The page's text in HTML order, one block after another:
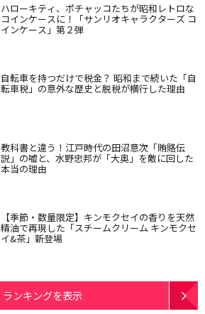
ハローキティ、ポチャッコたちが昭和レトロな
コインケースに！「サンリオキャラクターズ コ
インケース」第２弾
自転車を持つだけで税金？ 昭和まで続いた「自
転車税」の意外な歴史と脱税が横行した理由
教科書と違う！江戸時代の田沼意次「賄賂伝
説」の嘘と、水野忠邦が「大奥」を敵に回した
本当の理由
【季節・数量限定】キンモクセイの香りを天然
精油で再現した「スチームクリーム キンモクセ
イ&茶」新登場
ランキングを表示